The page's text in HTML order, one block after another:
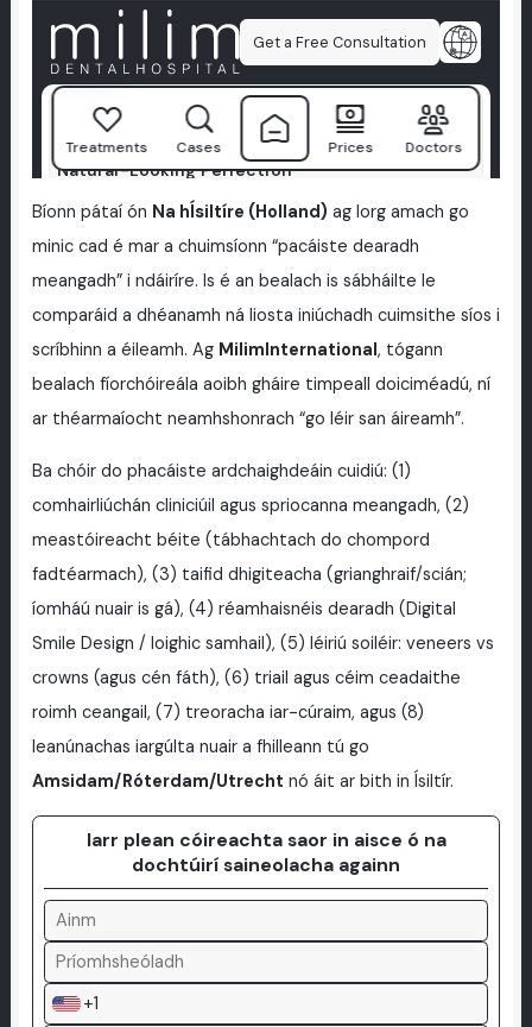
Bíonn pátaí ón Na hÍsiltíre (Holland) ag lorg amach go
minic cad é mar a chuimsíonn “pacáiste dearadh
meangadh” i ndáiríre. Is é an bealach is sábháilte le
comparáid a dhéanamh ná liosta iniúchadh cuimsithe síos i
scríbhinn a éileamh. Ag MilimInternational, tógann
bealach fíorchóireála aoibh gháire timpeall doiciméadú, ní
ar théarmaíocht neamhshonrach “go léir san áireamh”.
Ba chóir do phacáiste ardchaighdeáin cuidiú: (1)
comhairliúchán cliniciúil agus spriocanna meangadh, (2)
meastóireacht béite (tábhachtach do chompord
fadtéarmach), (3) taifid dhigiteacha (grianghraif/scián;
íomháú nuair is gá), (4) réamhaisnéis dearadh (Digital
Smile Design / loighic samhail), (5) léiriú soiléir: veneers vs
crowns (agus cén fáth), (6) triail agus céim ceadaithe
roimh ceangail, (7) treoracha iar-cúraim, agus (8)
leanúnachas iargúlta nuair a fhilleann tú go
Amsidam/Róterdam/Utrecht nó áit ar bith in Ísiltír.
Iarr plean cóireachta saor in aisce ó na
dochtúirí saineolacha againn
+1